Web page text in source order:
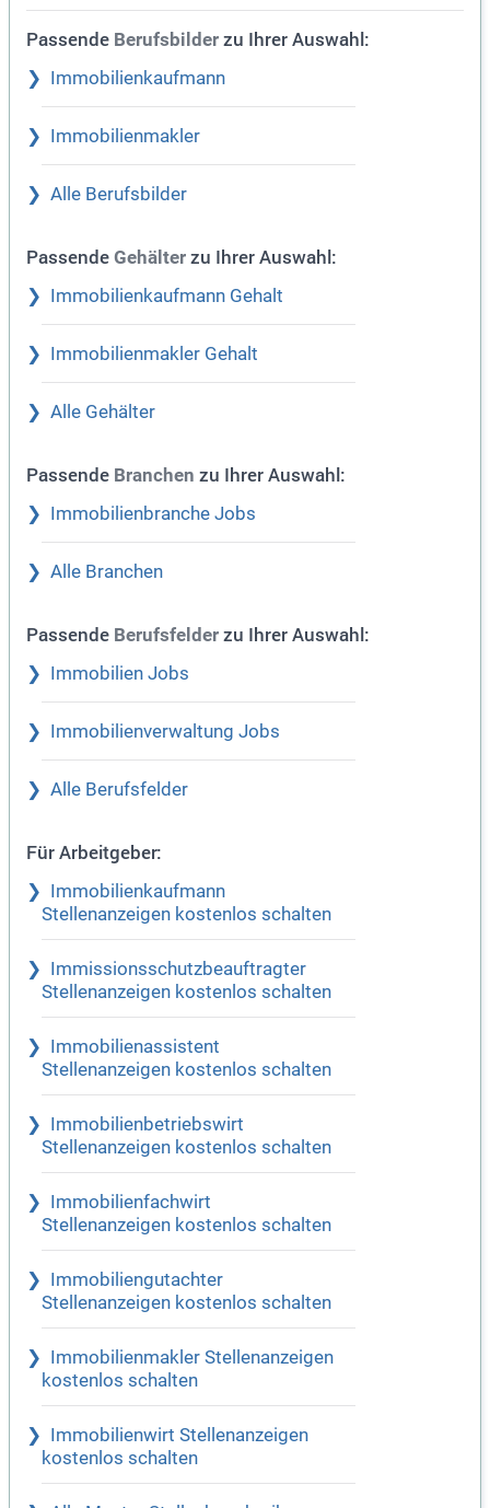
Passende Berufsbilder zu Ihrer Auswahl:
Immobilienkaufmann
Immobilienmakler
Alle Berufsbilder
Passende Gehälter zu Ihrer Auswahl:
Immobilienkaufmann Gehalt
Immobilienmakler Gehalt
Alle Gehälter
Passende Branchen zu Ihrer Auswahl:
Immobilienbranche Jobs
Alle Branchen
Passende Berufsfelder zu Ihrer Auswahl:
Immobilien Jobs
Immobilienverwaltung Jobs
Alle Berufsfelder
Für Arbeitgeber:
Immobilienkaufmann
Stellenanzeigen kostenlos schalten
Immissionsschutzbeauftragter
Stellenanzeigen kostenlos schalten
Immobilienassistent
Stellenanzeigen kostenlos schalten
Immobilienbetriebswirt
Stellenanzeigen kostenlos schalten
Immobilienfachwirt
Stellenanzeigen kostenlos schalten
Immobiliengutachter
Stellenanzeigen kostenlos schalten
Immobilienmakler Stellenanzeigen
kostenlos schalten
Immobilienwirt Stellenanzeigen
kostenlos schalten